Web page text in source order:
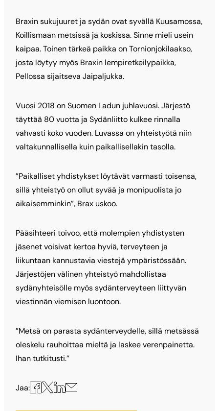
Braxin sukujuuret ja sydän ovat syvällä Kuusamossa,
Koillismaan metsissä ja koskissa. Sinne mieli usein
kaipaa. Toinen tärkeä paikka on Tornionjokilaakso,
josta löytyy myös Braxin lempiretkeilypaikka,
Pellossa sijaitseva Jaipaljukka.
Vuosi 2018 on Suomen Ladun juhlavuosi. Järjestö
täyttää 80 vuotta ja Sydänliitto kulkee rinnalla
vahvasti koko vuoden. Luvassa on yhteistyötä niin
valtakunnallisella kuin paikallisellakin tasolla.
”Paikalliset yhdistykset löytävät varmasti toisensa,
sillä yhteistyö on ollut syvää ja monipuolista jo
aikaisemminkin”, Brax uskoo.
Pääsihteeri toivoo, että molempien yhdistysten
jäsenet voisivat kertoa hyviä, terveyteen ja
liikuntaan kannustavia viestejä ympäristössään.
Järjestöjen välinen yhteistyö mahdollistaa
sydänyhteisölle myös sydänterveyteen liittyvän
viestinnän viemisen luontoon.
”Metsä on parasta sydänterveydelle, sillä metsässä
oleskelu rauhoittaa mieltä ja laskee verenpainetta.
Ihan tutkitusti.”
Jaa: Jaa
Facebookissa
Jaa
X:ssä
Jaa
LinkedInissä
Jaa
sähköpostilla